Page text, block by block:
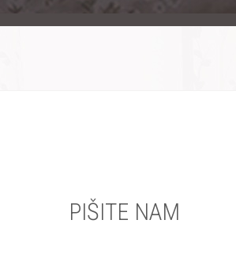
PIŠITE NAM